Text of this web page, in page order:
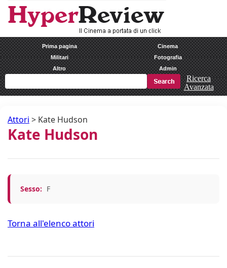
Prima pagina
Cinema
Militari
Fotografia
Altro
Admin
Ricerca
Avanzata
Attori > Kate Hudson
Kate Hudson
Sesso: F
Torna all'elenco attori